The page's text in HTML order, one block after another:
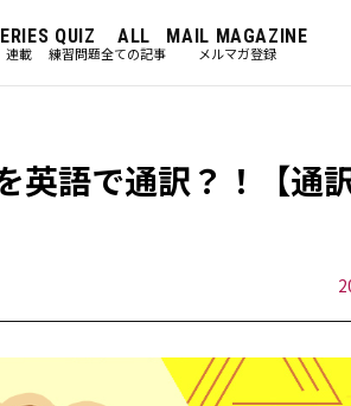
連載
QUIZ
練習問題
ALL
全ての記事
MAIL MAGAZINE
メルマガ登録
英語で通訳？！【通